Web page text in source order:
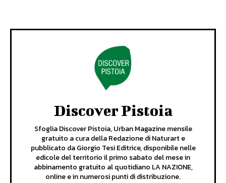
Discover Pistoia
Sfoglia Discover Pistoia, Urban Magazine mensile
gratuito a cura della Redazione di Naturart e
pubblicato da Giorgio Tesi Editrice, disponibile nelle
edicole del territorio il primo sabato del mese in
abbinamento gratuito al quotidiano LA NAZIONE,
online e in numerosi punti di distribuzione.